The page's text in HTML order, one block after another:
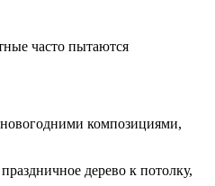
часто пытаются
новогодними композициями,
дерево к потолку,